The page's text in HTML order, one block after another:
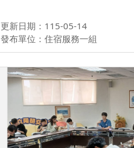
更新日期：115-05-14
發布單位：住宿服務一組